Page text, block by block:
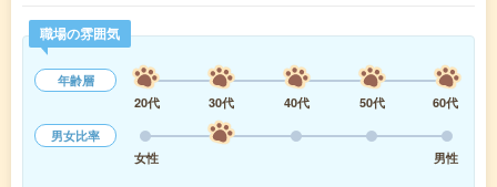
職場の雰囲気
年齢層
20代
30代 40代 50代
60代
男女比率
女性
男性